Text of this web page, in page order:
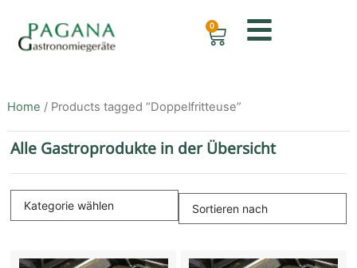
0
Home / Products tagged “Doppelfritteuse”
Alle Gastroprodukte in der Übersicht